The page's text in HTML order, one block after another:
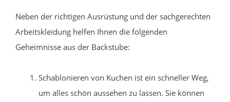
Neben der richtigen Ausrüstung und der sachgerechten
Arbeitskleidung helfen Ihnen die folgenden
Geheimnisse aus der Backstube:
Schablonieren von Kuchen ist ein schneller Weg,
um alles schön aussehen zu lassen. Sie können